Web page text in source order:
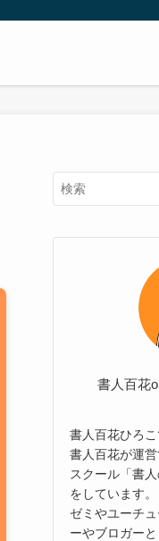
書人百花
書人百花ひろこ
書人百花が運
スクール「書
をしています。
ゼミやユーチ
ーやブロガー